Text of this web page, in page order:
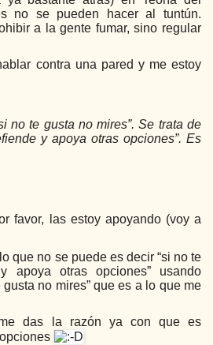
no se pueden hacer al tuntún.
a la gente fumar, sino regular
contra una pared y me estoy
no te gusta no mires”. Se trata de
y apoya otras opciones”. Es
favor, las estoy apoyando (voy a
que no se puede es decir “si no te
apoya otras opciones” usando
no mires” que es a lo que me
das la razón ya con que es